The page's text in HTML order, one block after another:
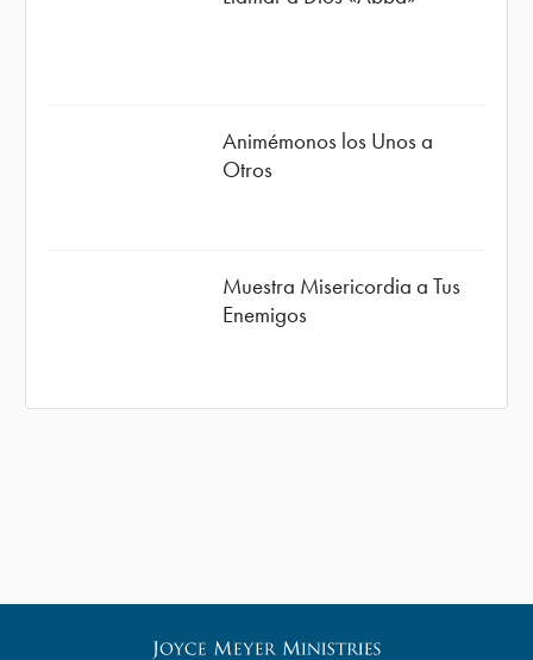
Animémonos los Unos a
Otros
Muestra Misericordia a Tus
Enemigos